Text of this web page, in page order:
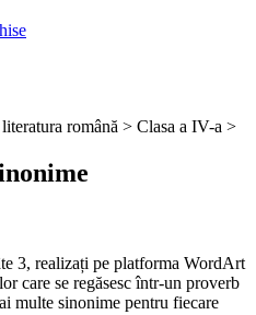
română > Clasa a IV-a >
3, realizați pe platforma WordArt
care se regăsesc într-un proverb
multe sinonime pentru fiecare